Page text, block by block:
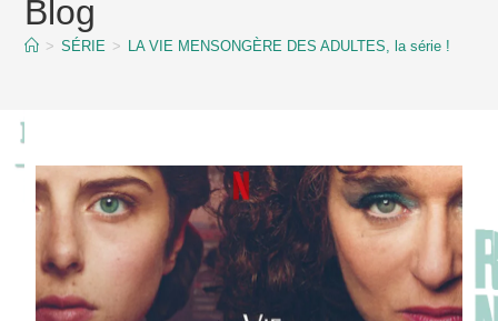
contentBlog
> SÉRIE > LA VIE MENSONGÈRE DES ADULTES, la série !